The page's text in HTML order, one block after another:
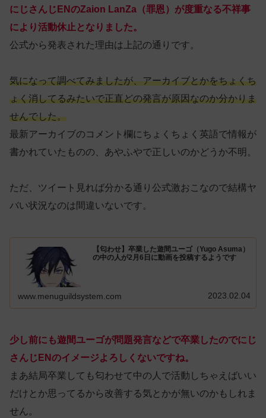
にじさんじENのZaion LanZa（罪恩）が度重なる不祥事
により活動休止となりました。
公式から発表された理由は上記の通りです。
気になって調べてみましたが、アーカイブとかをちょくち
ょく消してるみたいで正直どの発言が原因なのか分かりま
せんでした。
最新アーカイブのコメント欄にちょくちょく英語で情報が
書かれていたものの、あやふやで正しいのかどうか不明。
ただ、ツイート見れば分かる通り公式激おこなので結構ヤ
バい状況なのは間違いないです。
【匂わせ】卒業した遊間ユーゴ（Yugo Asuma）
の中の人が2月6日に動画を投稿するようです
www.menuguildsystem.com 2023.02.04
少し前にも遊間ユーゴが問題発言などで卒業したのでにじ
さんじENのイメージよろしくないですね。
まあ結局卒業しても匂わせて中の人で活動しちゃえばいい
だけとか思ってるから改善する気とかが無いのかもしれま
せん。